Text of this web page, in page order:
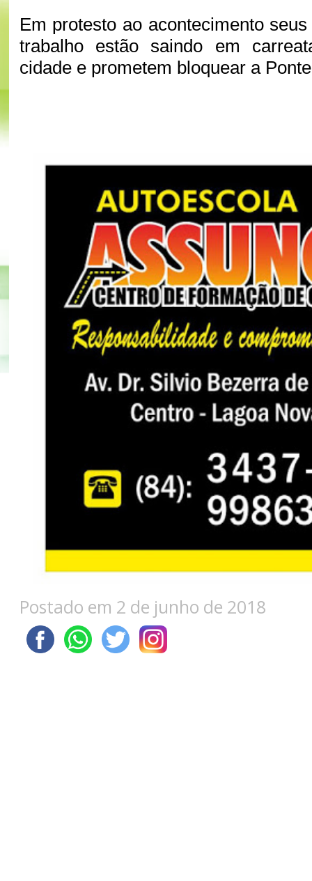
Em protesto ao acontecimento
trabalho estão saindo em
cidade e prometem bloquear a
Postado em 2 de junho de 2018